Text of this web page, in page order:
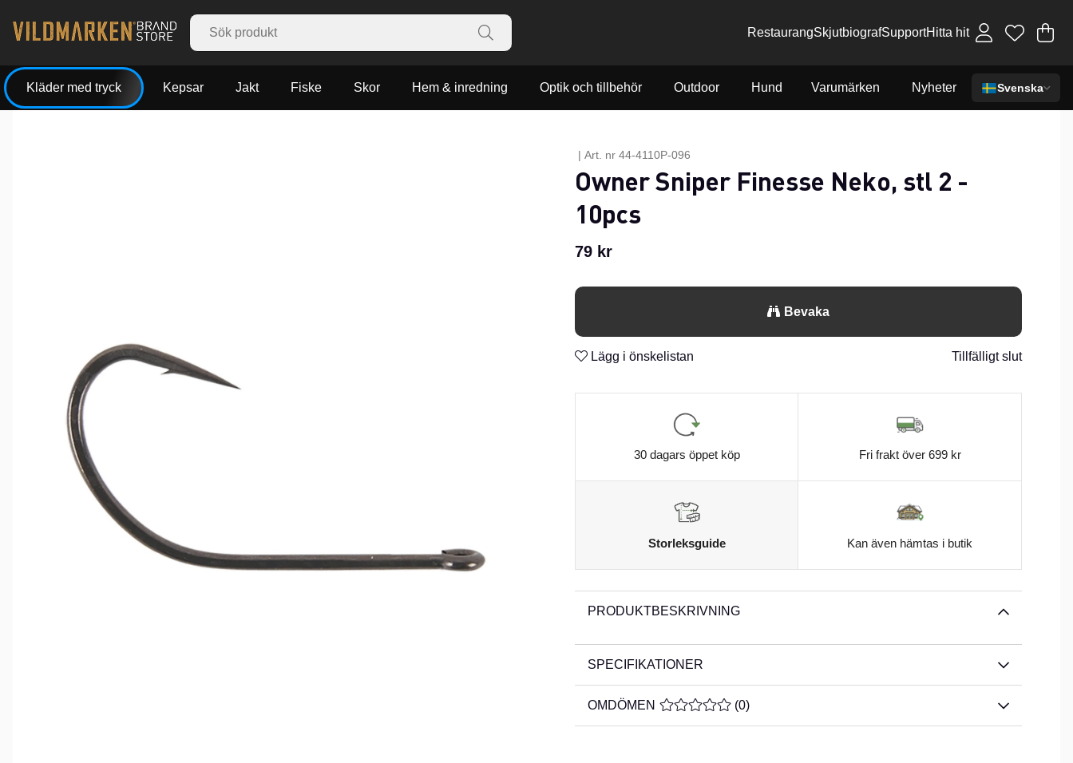
RestaurangSkjutbiografSupportHitta hit .
Kläder med tryck Kepsar Jakt Fiske Skor Hem & inredning Optik och tillbehör Outdoor Hund Varumärken Nyheter Svenska
| Art. nr 44-4110P-096
Owner Sniper Finesse Neko, stl 2 -
10pcs
79 kr
Bevaka
Lägg i önskelistan Tillfälligt slut
30 dagars öppet köp Fri frakt över 699 kr
Storleksguide Kan även hämtas i butik
PRODUKTBESKRIVNING
SPECIFIKATIONER
OMDÖMEN MEDELBETYG 0 AV 5 ANTAL BETYG 0
(0)